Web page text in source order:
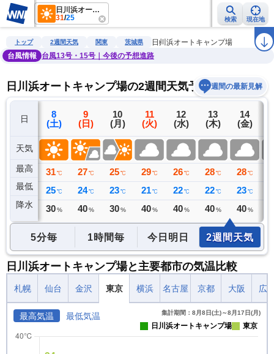
日川浜オートキャンプ場
31/25 検索 現在地
雨雲レーダー 台風情報 地震情報 警報・注意報 2週間天気 ラ
トップ 2週間天気 関東 茨城県
日川浜オートキャンプ場
台風情報
台風13号・15号｜今後の予想進路
日川浜オートキャンプ場の2週間天気予報週間の最新見解
日
天気
最高
最低
降水
7
(金)
32 ℃
26 ℃
0 ミリ
8
(土)
31 ℃
25 ℃
30 %
9
(日)
27 ℃
24 ℃
40 %
10
(月)
25 ℃
23 ℃
30 %
11
(火)
29 ℃
21 ℃
40 %
12
(水)
26 ℃
22 ℃
40 %
13
(木)
28 ℃
22 ℃
40 %
14
(金)
28 ℃
23 ℃
40 %
5分毎 1時間毎 今日明日 2週間天気
日川浜オートキャンプ場と主要都市の気温比較
札幌 仙台 金沢 東京 横浜 名古屋 京都 大阪 広
最高気温 最低気温 集計期間：8月8日(土)～8月17日(月)
日川浜オートキャンプ場 東京